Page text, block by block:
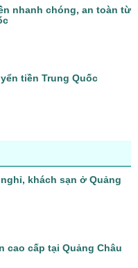
nhanh chóng, an toàn từ
tiền Trung Quốc
khách sạn ở Quảng
cao cấp tại Quảng Châu